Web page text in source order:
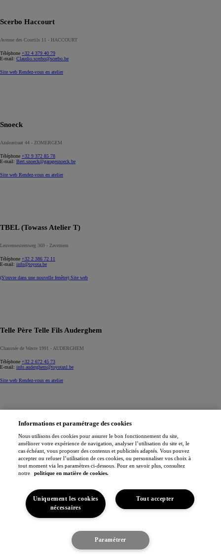
Scerbo Haccourt
Avenue des Courtils 11 - HACCOURT
Téléphone +32 4 379 40 79
E-mail: Claudio.scerbo@scerbo.be
Site web Rendez-vous en atelier
Snoeck
Azaleastraat 44 - ZOMERGEM
Téléphone +32 9 372 85 78
E-mail: Bert.snoeck@garagesnoeck.be
Site web Rendez-vous en atelier
TBEL (Towass Atelier T)
Leuvensesteenweg 369 - Zaventem
Téléphone +32 2 386 72 11
E-mail: info@toyota.be
(S'ouvre dans une nouvelle fenêtre) Site web
Telle Père Telle Fils Auderghem
Chaussée de Wavre 1991 - AUDERGHEM
Téléphone +32 2 672 45 73
E-mail: info.auderghem@toyotaxl.be
Site web Rendez-vous en atelier
Telle Père Telle Fils Ixelles
Rue Léon Cuissez 29 - IXELLES
Téléphone +32 2 646 66 00
info.ixelles@toyotaxl.be
Toyota Autopartners Mechelen
Informations et paramétrage des cookies
Nous utilisons des cookies pour assurer le bon fonctionnement du site,
améliorer votre expérience de navigation, analyser l’utilisation du site et, le
cas échéant, vous proposer des contenus et publicités adaptés. Vous pouvez
accepter ou refuser l’utilisation de ces cookies, ou personnaliser vos choix à
tout moment via les paramètres ci-dessous. Pour en savoir plus, consultez
notre
politique en matière de cookies.
Tout accepter
Uniquement les cookies
nécessaires
Paramétrer